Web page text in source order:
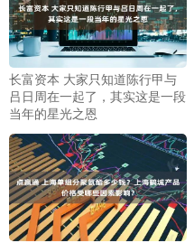
长富资本 大家只知道陈行甲与
吕日周在一起了，其实这是一段
当年的星光之恩